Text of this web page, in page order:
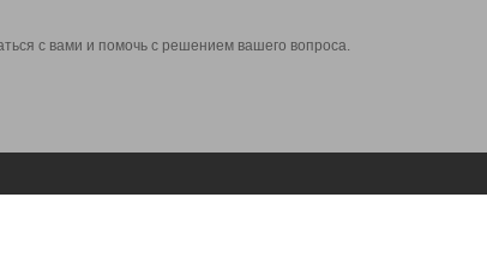
с вами и помочь с решением вашего вопроса.